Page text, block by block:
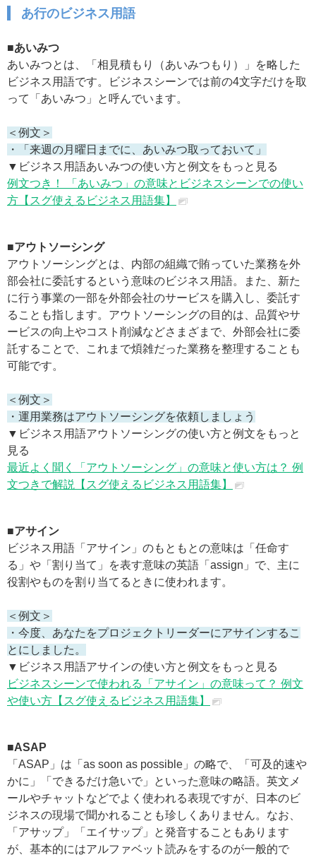
あ行のビジネス用語
■あいみつ
あいみつとは、「相見積もり（あいみつもり）」を略した
ビジネス用語です。ビジネスシーンでは前の4文字だけを取
って「あいみつ」と呼んでいます。
＜例文＞
・「来週の月曜日までに、あいみつ取っておいて」
▼ビジネス用語あいみつの使い方と例文をもっと見る
例文つき！ 「あいみつ」の意味とビジネスシーンでの使い
方【スグ使えるビジネス用語集】
■アウトソーシング
アウトソーシングとは、内部の組織で賄っていた業務を外
部会社に委託するという意味のビジネス用語。また、新た
に行う事業の一部を外部会社のサービスを購入し、委託す
ることも指します。アウトソーシングの目的は、品質やサ
ービスの向上やコスト削減などさまざまで、外部会社に委
託することで、これまで煩雑だった業務を整理することも
可能です。
＜例文＞
・運用業務はアウトソーシングを依頼しましょう
▼ビジネス用語アウトソーシングの使い方と例文をもっと
見る
最近よく聞く「アウトソーシング」の意味と使い方は？ 例
文つきで解説【スグ使えるビジネス用語集】
■アサイン
ビジネス用語「アサイン」のもともとの意味は「任命す
る」や「割り当て」を表す意味の英語「assign」で、主に
役割やものを割り当てるときに使われます。
＜例文＞
・今度、あなたをプロジェクトリーダーにアサインするこ
とにしました。
▼ビジネス用語アサインの使い方と例文をもっと見る
ビジネスシーンで使われる「アサイン」の意味って？ 例文
や使い方【スグ使えるビジネス用語集】
■ASAP
「ASAP」は「as soon as possible」の略で、「可及的速や
かに」「できるだけ急いで」といった意味の略語。英文メ
ールやチャットなどでよく使われる表現ですが、日本のビ
ジネスの現場で聞かれることも珍しくありません。なお、
「アサップ」「エイサップ」と発音することもあります
が、基本的にはアルファベット読みをするのが一般的で